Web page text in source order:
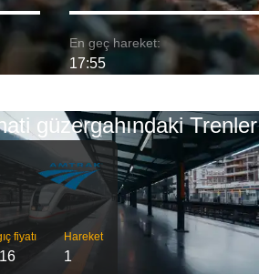
En geç hareket:
17:55
güzergahındaki Trenler
​​fiyatı Hareket
1